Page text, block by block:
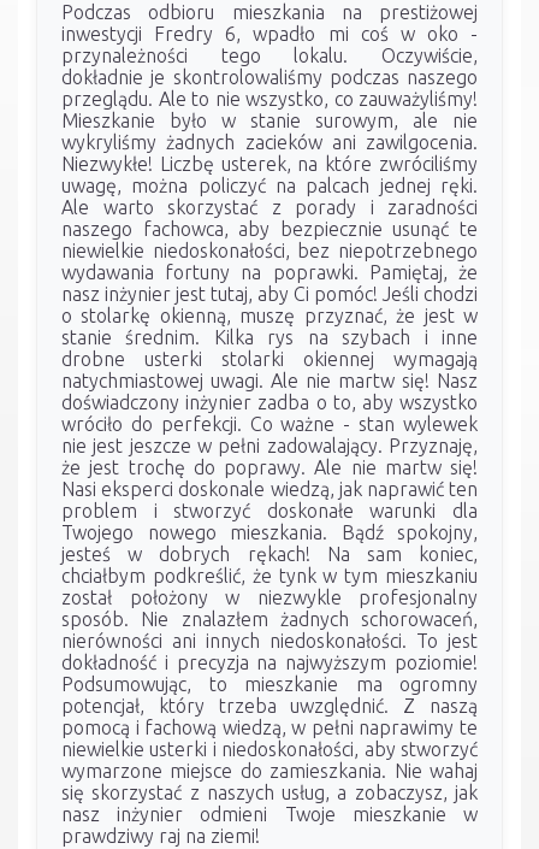
Podczas odbioru mieszkania na prestiżowej
inwestycji Fredry 6, wpadło mi coś w oko -
przynależności tego lokalu. Oczywiście,
dokładnie je skontrolowaliśmy podczas naszego
przeglądu. Ale to nie wszystko, co zauważyliśmy!
Mieszkanie było w stanie surowym, ale nie
wykryliśmy żadnych zacieków ani zawilgocenia.
Niezwykłe! Liczbę usterek, na które zwróciliśmy
uwagę, można policzyć na palcach jednej ręki.
Ale warto skorzystać z porady i zaradności
naszego fachowca, aby bezpiecznie usunąć te
niewielkie niedoskonałości, bez niepotrzebnego
wydawania fortuny na poprawki. Pamiętaj, że
nasz inżynier jest tutaj, aby Ci pomóc! Jeśli chodzi
o stolarkę okienną, muszę przyznać, że jest w
stanie średnim. Kilka rys na szybach i inne
drobne usterki stolarki okiennej wymagają
natychmiastowej uwagi. Ale nie martw się! Nasz
doświadczony inżynier zadba o to, aby wszystko
wróciło do perfekcji. Co ważne - stan wylewek
nie jest jeszcze w pełni zadowalający. Przyznaję,
że jest trochę do poprawy. Ale nie martw się!
Nasi eksperci doskonale wiedzą, jak naprawić ten
problem i stworzyć doskonałe warunki dla
Twojego nowego mieszkania. Bądź spokojny,
jesteś w dobrych rękach! Na sam koniec,
chciałbym podkreślić, że tynk w tym mieszkaniu
został położony w niezwykle profesjonalny
sposób. Nie znalazłem żadnych schorowaceń,
nierówności ani innych niedoskonałości. To jest
dokładność i precyzja na najwyższym poziomie!
Podsumowując, to mieszkanie ma ogromny
potencjał, który trzeba uwzględnić. Z naszą
pomocą i fachową wiedzą, w pełni naprawimy te
niewielkie usterki i niedoskonałości, aby stworzyć
wymarzone miejsce do zamieszkania. Nie wahaj
się skorzystać z naszych usług, a zobaczysz, jak
nasz inżynier odmieni Twoje mieszkanie w
prawdziwy raj na ziemi!